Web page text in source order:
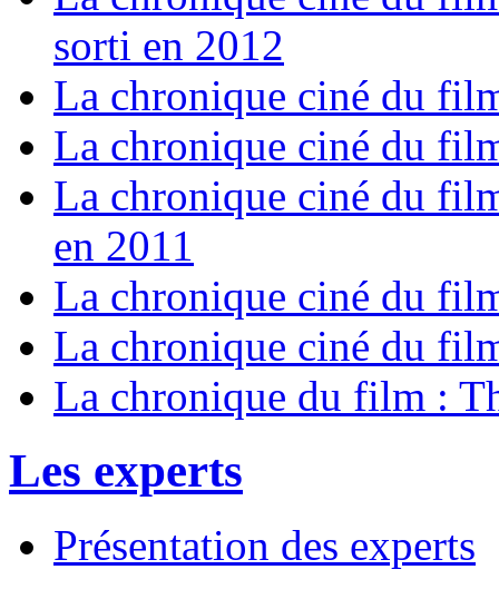
sorti en 2012
La chronique ciné du
La chronique ciné du
La chronique ciné du
en 2011
La chronique ciné du
La chronique ciné du
La chronique du film :
Les experts
Présentation des experts